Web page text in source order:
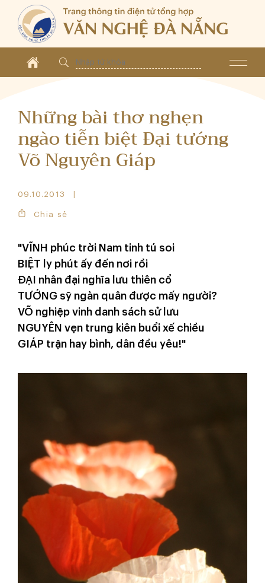
Những bài thơ nghẹn
ngào tiễn biệt Đại tướng
Võ Nguyên Giáp
09.10.2013
Chia sẻ
"VĨNH phúc trời Nam tinh tú soi
BIỆT ly phút ấy đến nơi rồi
ĐẠI nhân đại nghĩa lưu thiên cổ
TƯỚNG sỹ ngàn quân được mấy người?
VÕ nghiệp vinh danh sách sử lưu
NGUYÊN vẹn trung kiên buổi xế chiều
GIÁP trận hay bình, dân đều yêu!"